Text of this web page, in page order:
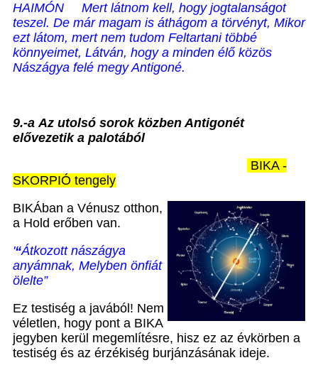
HAIMÓN Mert látnom kell, hogy jogtalanságot
teszel. De már magam is áthágom a törvényt, Mikor
ezt látom, mert nem tudom Feltartani többé
könnyeimet, Látván, hogy a minden élő közös
Nászágya felé megy Antigoné.
9.-a Az utolsó sorok közben Antigonét
elővezetik a palotából
BIKA -
SKORPIÓ tengely
BIKÁban a Vénusz otthon,
a Hold erőben van.
'“Átkozott nászágya
anyámnak, Melyben önfiát
ölelte”
Ez testiség a javából! Nem
véletlen, hogy pont a BIKA
jegyben kerül megemlítésre, hisz ez az évkörben a
testiség és az érzékiség burjánzásának ideje.